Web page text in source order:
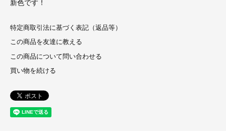
新色です！
特定商取引法に基づく表記（返品等）
この商品を友達に教える
この商品について問い合わせる
買い物を続ける